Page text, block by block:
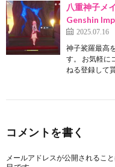
八重神子メ
Genshin
2025.07.16
神子裟羅最高
す。 お気軽に
ねる登録して
コメントを書く
メールアドレスが公開されること